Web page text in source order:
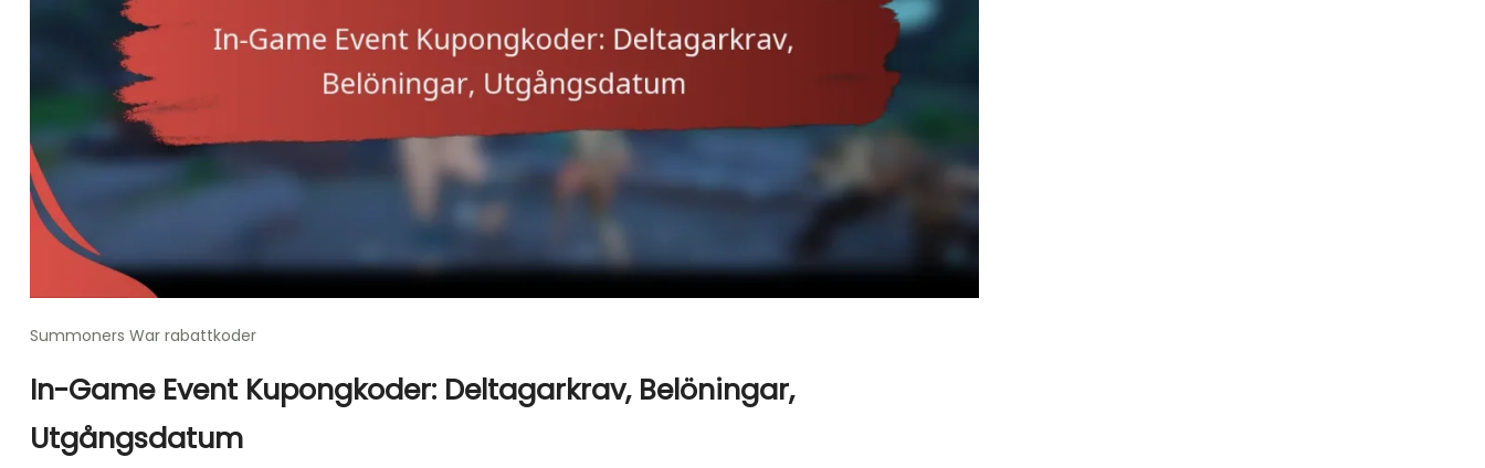
Summoners War rabattkoder
In-Game Event Kupongkoder: Deltagarkrav, Belöningar,
Utgångsdatum